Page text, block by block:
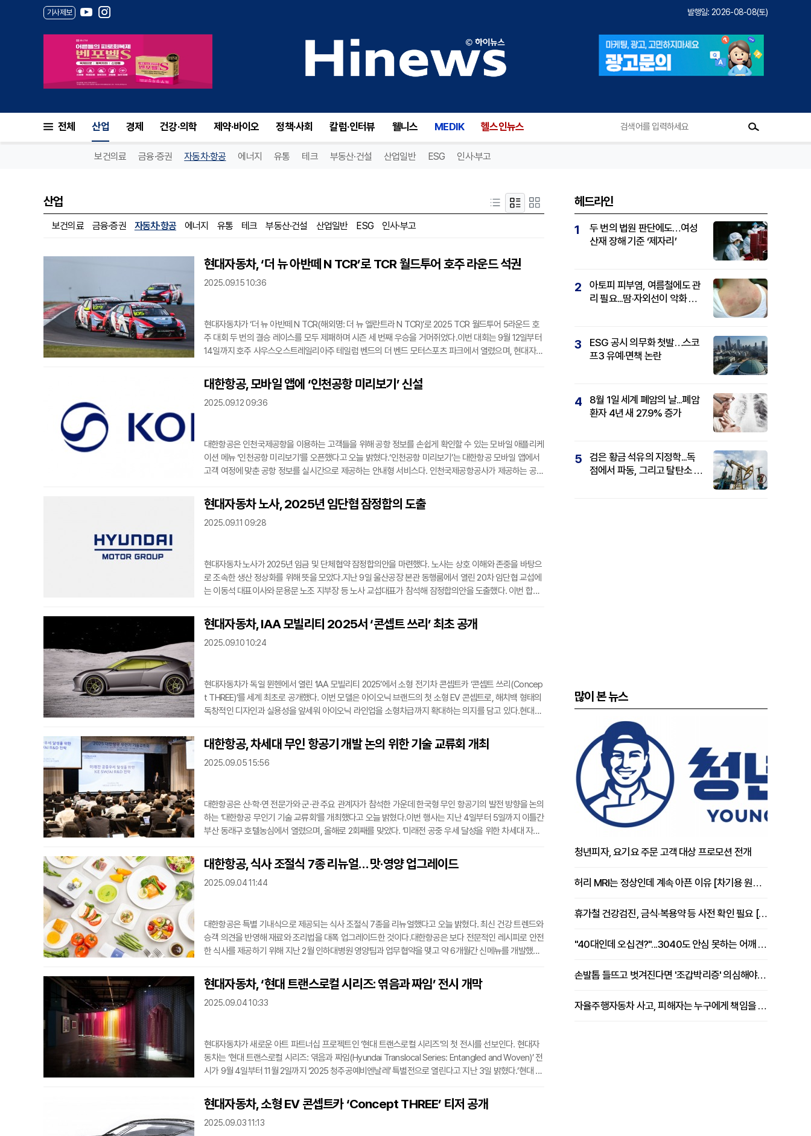
기사제보 발행일: 2026-08-08(토)
전체 산업 경제 건강·의학 제약·바이오 정책·사회 칼럼·인터뷰 웰니스 MEDIK 헬스인뉴스
보건의료 금융·증권 자동차·항공 에너지 유통 테크 부동산·건설 산업일반 ESG 인사·부고
산업
보건의료 금융·증권 자동차·항공 에너지 유통 테크 부동산·건설 산업일반 ESG 인사·부고
현대자동차, ‘더 뉴 아반떼 N TCR’로 TCR 월드투어 호주 라운드 석권
2025.09.15 10:36
현대자동차가 ‘더 뉴 아반떼 N TCR(해외명: 더 뉴 엘란트라 N TCR)’로 2025 TCR 월드투어 5라운드 호
주 대회 두 번의 결승 레이스를 모두 제패하며 시즌 세 번째 우승을 거머쥐었다.이번 대회는 9월 12일부터
14일까지 호주 사우스오스트레일리아주 테일럼 벤드의 더 벤드 모터스포츠 파크에서 열렸으며, 현대자동
유입, 세팅 윈도우가 좁은 트랙 특성으로 까다로운 주행 환경을 갖춘 서킷으로 평가된다. 이에 따라 차량
세팅 능력과 드라이버의 적응력이 승부를 가르는 요소가 된다.현대차의 고객 레이싱팀인 ‘BRC 현대 N 스
쿼드라 코르세
대한항공, 모바일 앱에 ‘인천공항 미리보기’ 신설
2025.09.12 09:36
대한항공은 인천국제공항을 이용하는 고객들을 위해 공항 정보를 손쉽게 확인할 수 있는 모바일 애플리케
이션 메뉴 ‘인천공항 미리보기’를 오픈했다고 오늘 밝혔다.‘인천공항 미리보기’는 대한항공 모바일 앱에서
고객 여정에 맞춘 공항 정보를 실시간으로 제공하는 안내형 서비스다. 인천국제공항공사가 제공하는 공공
정보를 입력하면 조회가 가능하다.이 서비스를 통해 고객들은 제2여객터미널을 중심으로 입·출국장 혼잡
도를 시간대별로 확인할 수 있고, 장·단기 주차장 현황을 층별로 확인할 수 있다. 또한 공항 도착부터 탑승
구까
현대자동차 노사, 2025년 임단협 잠정합의 도출
2025.09.11 09:28
현대자동차 노사가 2025년 임금 및 단체협약 잠정합의안을 마련했다. 노사는 상호 이해와 존중을 바탕으
로 조속한 생산 정상화를 위해 뜻을 모았다.지난 9일 울산공장 본관 동행룸에서 열린 20차 임단협 교섭에
는 이동석 대표이사와 문용문 노조 지부장 등 노사 교섭대표가 참석해 잠정합의안을 도출했다. 이번 합의
가 있다.노사는 글로벌 자동차 산업 변화에 신속히 대응하고, 글로벌 톱 브랜드로 도약하기 위해 변화와 혁
신을 실천하기로 했다. 이를 위해 국내공장 재편 관련 공동 노력과 신사업 유치 기반 조성을 추진하며, 미
래 모빌리
현대자동차, IAA 모빌리티 2025서 ‘콘셉트 쓰리’ 최초 공개
2025.09.10 10:24
현대자동차가 독일 뮌헨에서 열린 ‘IAA 모빌리티 2025’에서 소형 전기차 콘셉트카 ‘콘셉트 쓰리(Concep
t THREE)’를 세계 최초로 공개했다. 이번 모델은 아이오닉 브랜드의 첫 소형 EV 콘셉트로, 해치백 형태의
독창적인 디자인과 실용성을 앞세워 아이오닉 라인업을 소형차급까지 확대하는 의지를 담고 있다.현대차
트 ‘세븐(SEVEN)’을 연이어 선보인 뒤 아이오닉 5, 아이오닉 6, 아이오닉 9 등을 출시하며 글로벌 시장에
서 전기차 라인업을 구축해왔다. 이번 콘셉트 쓰리의 공개는 유럽 내 소형 해치백 수요에 대응하고 전기차
전환
대한항공, 차세대 무인 항공기 개발 논의 위한 기술 교류회 개최
2025.09.05 15:56
대한항공은 산·학·연 전문가와 군·관 주요 관계자가 참석한 가운데 한국형 무인 항공기의 발전 방향을 논의
하는 ‘대한항공 무인기 기술 교류회’를 개최했다고 오늘 밝혔다.이번 행사는 지난 4일부터 5일까지 이틀간
부산 동래구 호텔농심에서 열렸으며, 올해로 2회째를 맞았다. ‘미래전 공중 우세 달성을 위한 차세대 자율
리, 올해는 무인 협동 운용과 소프트웨어, 인공지능 기반 임무 자율화 기술을 집중적으로 다뤘다.행사에는
임진규 대한항공 항공우주사업본부장, 박홍준 합동군사대학교 총장, 박종승 전 국방과학연구소 소장을
대한항공, 식사 조절식 7종 리뉴얼… 맛·영양 업그레이드
2025.09.04 11:44
대한항공은 특별 기내식으로 제공되는 식사 조절식 7종을 리뉴얼했다고 오늘 밝혔다. 최신 건강 트렌드와
승객 의견을 반영해 재료와 조리법을 대폭 업그레이드한 것이다.대한항공은 보다 전문적인 레시피로 안전
한 식사를 제공하기 위해 지난 2월 인하대병원 영양팀과 업무협약을 맺고 약 6개월간 신메뉴를 개발했다.
저속 노화 식단, 지중해식 식단, 대쉬(DASH) 식단 등 최신 건강식 트렌드를 반영해 영양은 물론 맛과 시각
적 만족도를 높였다.대한항공이 새롭게 선보이는 식사 조절식은 각 메뉴별로 특성이 강화됐다. 저지방식,
당뇨식
현대자동차, ‘현대 트랜스로컬 시리즈: 엮음과 짜임’ 전시 개막
2025.09.04 10:33
현대자동차가 새로운 아트 파트너십 프로젝트인 ‘현대 트랜스로컬 시리즈’의 첫 전시를 선보인다. 현대자
동차는 ‘현대 트랜스로컬 시리즈: 엮음과 짜임(Hyundai Translocal Series: Entangled and Woven)’ 전
시가 9월 4일부터 11월 2일까지 ‘2025 청주공예비엔날레’ 특별전으로 열린다고 지난 3일 밝혔다.‘현대 트
신작 커미션, 연계 프로그램 등을 총체적으로 지원한다. 이를 통해 전 세계 예술 기관들이 공통적으로 주목
하는 초지역적 주제를 탐구하고 예술의 새로운 가능성을 모색할 수 있도록 기획됐다.이번 전시는 ‘2025
청
현대자동차, 소형 EV 콘셉트카 ‘Concept THREE’ 티저 공개
2025.09.03 11:13
헤드라인
1
두 번의 법원 판단에도…여성
산재 장해 기준 ‘제자리’
2
아토피 피부염, 여름철에도 관
리 필요...땀·자외선이 악화 요
3
ESG 공시 의무화 첫발…스코
프3 유예·면책 논란
4
8월 1일 세계 폐암의 날...폐암
환자 4년 새 27.9% 증가
5
검은 황금 석유의 지정학...독
점에서 파동, 그리고 탈탄소 패
많이 본 뉴스
청년피자, 요기요 주문 고객 대상 프로모션 전개
허리 MRI는 정상인데 계속 아픈 이유 [차기용 원장 칼럼]
휴가철 건강검진, 금식·복용약 등 사전 확인 필요 [정도감 원장 칼럼]
"40대인데 오십견?"...3040도 안심 못하는 어깨 유착성 관절낭염
손발톱 들뜨고 벗겨진다면 '조갑박리증' 의심해야 [김철윤 원장 칼럼]
자율주행자동차 사고, 피해자는 누구에게 책임을 물을 수 있을까